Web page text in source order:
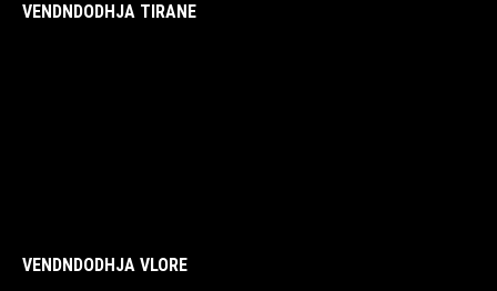
VENDNDODHJA TIRANE
VENDNDODHJA VLORE